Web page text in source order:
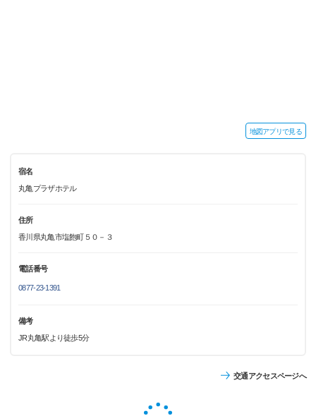
地図アプリで見る
宿名
丸亀プラザホテル
住所
香川県丸亀市塩飽町５０－３
電話番号
0877-23-1391
備考
JR丸亀駅より徒歩5分
交通アクセスページへ